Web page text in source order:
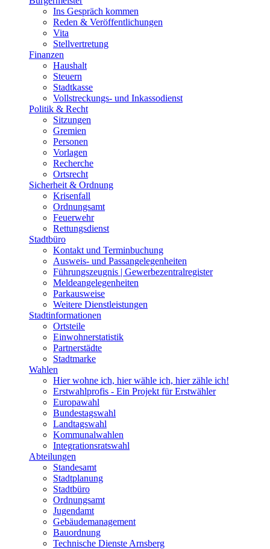
Ins Gespräch kommen
Reden & Veröffentlichungen
Vita
Stellvertretung
Finanzen
Haushalt
Steuern
Stadtkasse
Vollstreckungs- und Inkassodienst
Politik & Recht
Sitzungen
Gremien
Personen
Vorlagen
Recherche
Ortsrecht
Sicherheit & Ordnung
Krisenfall
Ordnungsamt
Feuerwehr
Rettungsdienst
Stadtbüro
Kontakt und Terminbuchung
Ausweis- und Passangelegenheiten
Führungszeugnis | Gewerbezentralregister
Meldeangelegenheiten
Parkausweise
Weitere Dienstleistungen
Stadtinformationen
Ortsteile
Einwohnerstatistik
Partnerstädte
Stadtmarke
Wahlen
Hier wohne ich, hier wähle ich, hier zähle ich!
Erstwahlprofis - Ein Projekt für Erstwähler
Europawahl
Bundestagswahl
Landtagswahl
Kommunalwahlen
Integrationsratswahl
Abteilungen
Standesamt
Stadtplanung
Stadtbüro
Ordnungsamt
Jugendamt
Gebäudemanagement
Bauordnung
Technische Dienste Arnsberg